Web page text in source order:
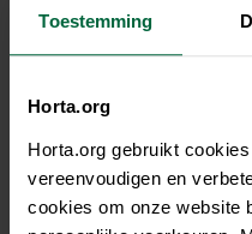
Toestemming
Horta.org
Horta.org gebruikt
vereenvoudigen en
cookies om onze website
€ 22,45